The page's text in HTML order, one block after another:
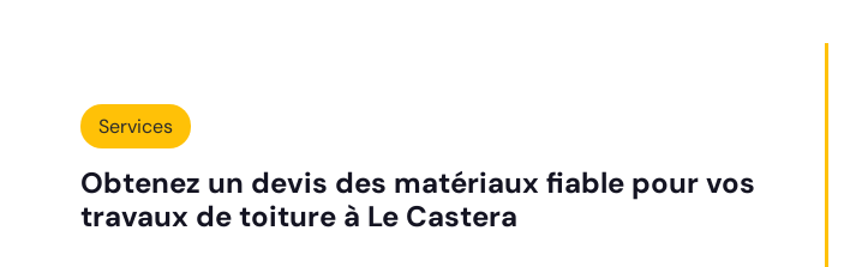
Services
Obtenez un devis des matériaux fiable pour vos
travaux de toiture à Le Castera